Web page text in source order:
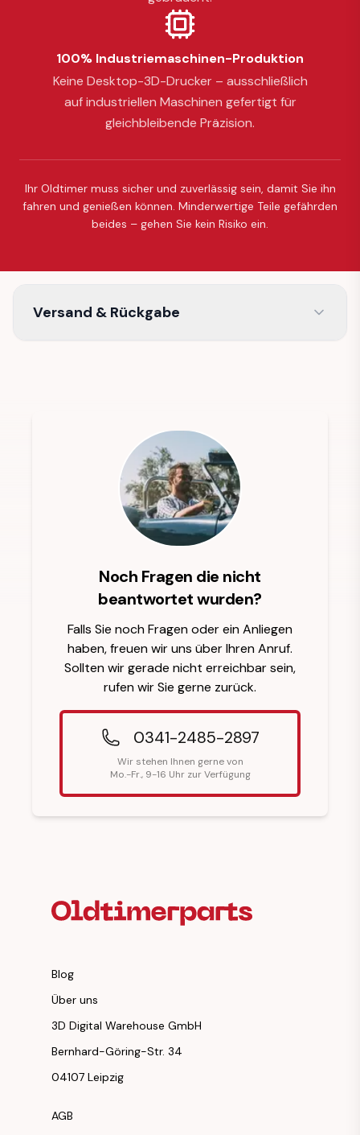
100% Industriemaschinen-Produktion
Keine Desktop-3D-Drucker – ausschließlich
auf industriellen Maschinen gefertigt für
gleichbleibende Präzision.
Ihr Oldtimer muss sicher und zuverlässig sein, damit Sie ihn
fahren und genießen können. Minderwertige Teile gefährden
beides – gehen Sie kein Risiko ein.
Versand & Rückgabe
Noch Fragen die nicht
beantwortet wurden?
Falls Sie noch Fragen oder ein Anliegen
haben, freuen wir uns über Ihren Anruf.
Sollten wir gerade nicht erreichbar sein,
rufen wir Sie gerne zurück.
0341-2485-2897
Wir stehen Ihnen gerne von
Mo.-Fr., 9-16 Uhr zur Verfügung
Blog
Über uns
3D Digital Warehouse GmbH
Bernhard-Göring-Str. 34
04107 Leipzig
AGB